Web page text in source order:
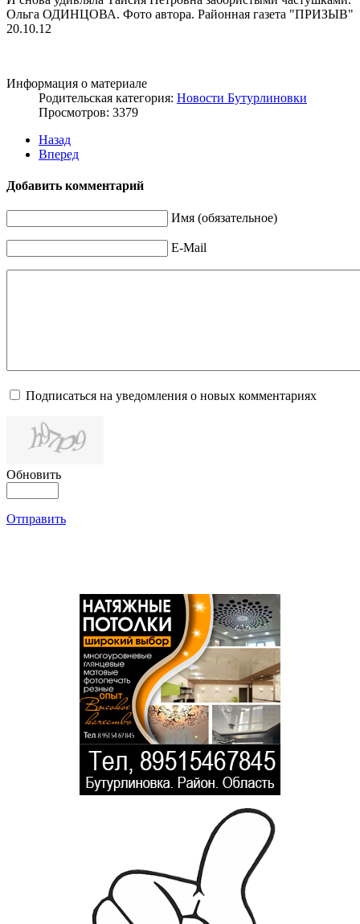
Ольга ОДИНЦОВА. Фото автора. Районная газета "ПРИЗЫВ"
20.10.12
Информация о материале
Родительская категория: Новости Бутурлиновки
Просмотров: 3379
Назад
Вперед
Добавить комментарий
Имя (обязательное)
E-Mail
Подписаться на уведомления о новых комментариях
Обновить
Отправить